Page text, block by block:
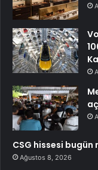
CSG hissesi bugün
Ağustos 8, 2026